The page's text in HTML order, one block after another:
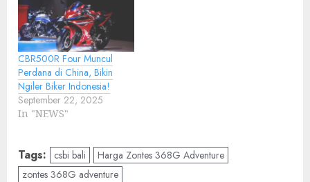
CBR500R Four Muncul
Perdana di China, Bikin
Ngiler Biker Indonesia!
September 22, 2025
In "NEWS"
Tags: csbi bali
Harga Zontes 368G Adventure
zontes 368G adventure